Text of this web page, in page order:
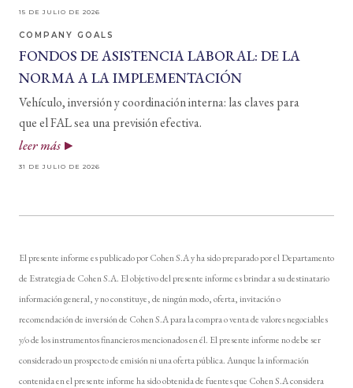
15 DE JULIO DE 2026
COMPANY GOALS
FONDOS DE ASISTENCIA LABORAL: DE LA
NORMA A LA IMPLEMENTACIÓN
Vehículo, inversión y coordinación interna: las claves para
que el FAL sea una previsión efectiva.
leer más
31 DE JULIO DE 2026
El presente informe es publicado por Cohen S.A y ha sido preparado por el Departamento
de Estrategia de Cohen S.A. El objetivo del presente informe es brindar a su destinatario
información general, y no constituye, de ningún modo, oferta, invitación o
recomendación de inversión de Cohen S.A para la compra o venta de valores negociables
y/o de los instrumentos financieros mencionados en él. El presente informe no debe ser
considerado un prospecto de emisión ni una oferta pública. Aunque la información
contenida en el presente informe ha sido obtenida de fuentes que Cohen S.A considera